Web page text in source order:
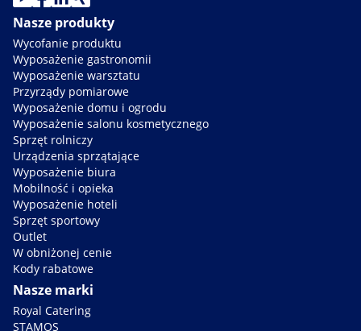
Nasze produkty
Wycofanie produktu
Wyposażenie gastronomii
Wyposażenie warsztatu
Przyrządy pomiarowe
Wyposażenie domu i ogrodu
Wyposażenie salonu kosmetycznego
Sprzęt rolniczy
Urządzenia sprzątające
Wyposażenie biura
Mobilność i opieka
Wyposażenie hoteli
Sprzęt sportowy
Outlet
W obniżonej cenie
Kody rabatowe
Nasze marki
Royal Catering
STAMOS